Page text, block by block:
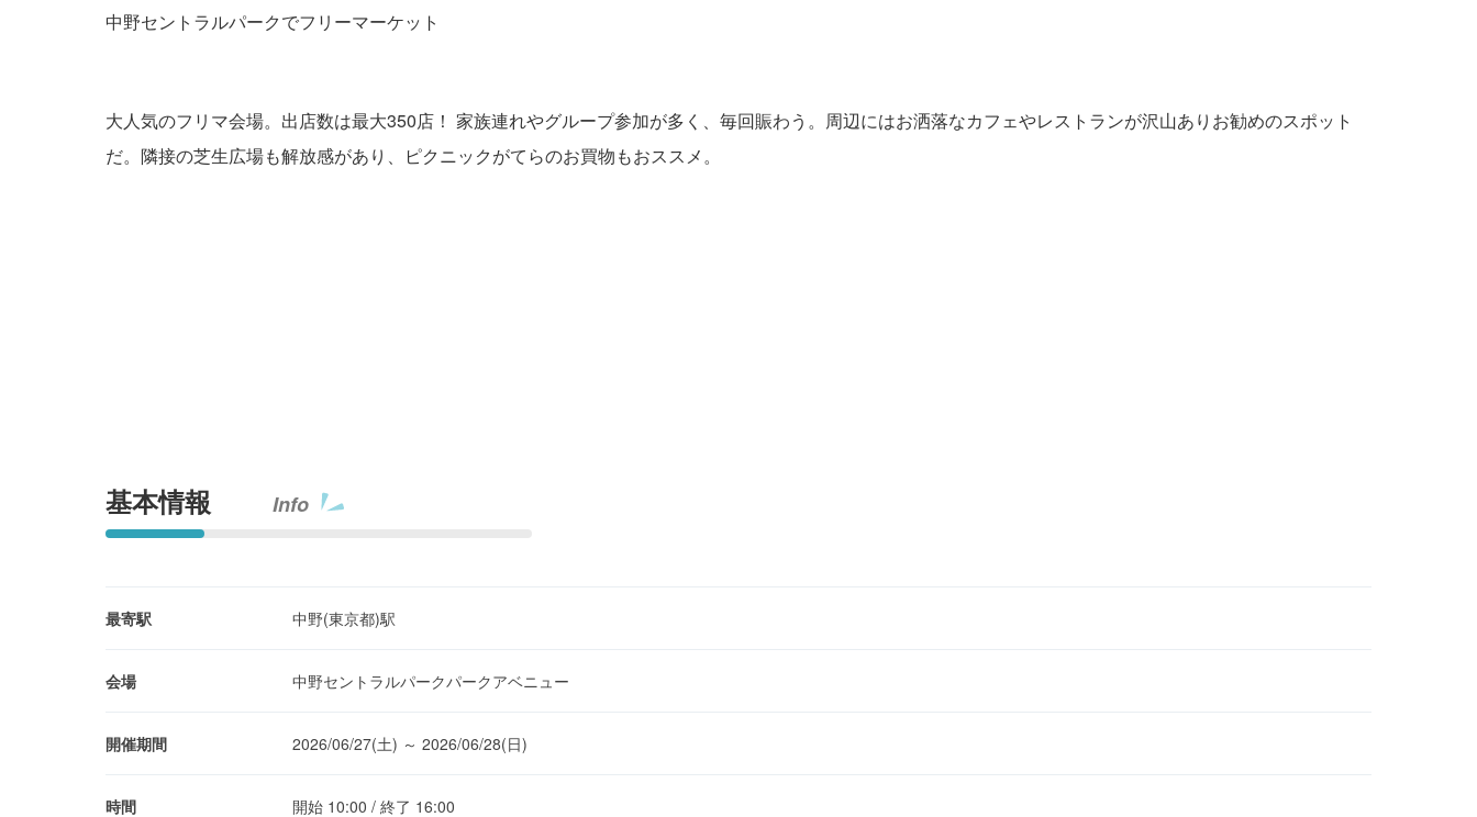
中野セントラルパークでフリーマーケット
大人気のフリマ会場。出店数は最大350店！ 家族連れやグループ参加が多く、毎回賑わう。周辺にはお洒落なカフェやレストランが沢山ありお勧めのスポット
だ。隣接の芝生広場も解放感があり、ピクニックがてらのお買物もおススメ。
基本情報 Info
最寄駅 中野(東京都)駅
会場 中野セントラルパークパークアベニュー
開催期間 2026/06/27(土) ～ 2026/06/28(日)
時間 開始 10:00 / 終了 16:00